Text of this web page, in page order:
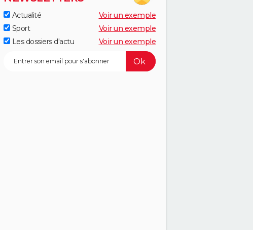
Actualité
Voir un exemple
Sport
Voir un exemple
Les dossiers d'actu
Voir un exemple